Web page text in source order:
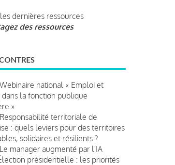
dernières ressources
des ressources
Webinaire national « Emploi et
dans la fonction publique
»
Responsabilité territoriale de
: quels leviers pour des territoires
solidaires et résilients ?
Le manager augmenté par l'IA
présidentielle : les priorités